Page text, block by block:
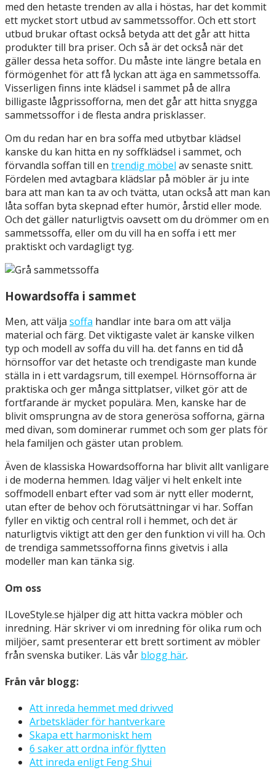
med den hetaste trenden av alla i höstas, har det kommit
ett mycket stort utbud av sammetssoffor. Och ett stort
utbud brukar oftast också betyda att det går att hitta
produkter till bra priser. Och så är det också när det
gäller dessa heta soffor. Du måste inte längre betala en
förmögenhet för att få lyckan att äga en sammetssoffa.
Visserligen finns inte klädsel i sammet på de allra
billigaste lågprissofforna, men det går att hitta snygga
sammetssoffor i de flesta andra prisklasser.
Om du redan har en bra soffa med utbytbar klädsel
kanske du kan hitta en ny soffklädsel i sammet, och
förvandla soffan till en trendig möbel av senaste snitt.
Fördelen med avtagbara klädslar på möbler är ju inte
bara att man kan ta av och tvätta, utan också att man kan
låta soffan byta skepnad efter humör, årstid eller mode.
Och det gäller naturligtvis oavsett om du drömmer om en
sammetssoffa, eller om du vill ha en soffa i ett mer
praktiskt och vardagligt tyg.
Howardsoffa i sammet
Men, att välja soffa handlar inte bara om att välja
material och färg. Det viktigaste valet är kanske vilken
typ och modell av soffa du vill ha. det fanns en tid då
hörnsoffor var det hetaste och trendigaste man kunde
ställa in i ett vardagsrum, till exempel. Hörnsofforna är
praktiska och ger många sittplatser, vilket gör att de
fortfarande är mycket populära. Men, kanske har de
blivit omsprungna av de stora generösa sofforna, gärna
med divan, som dominerar rummet och som ger plats för
hela familjen och gäster utan problem.
Även de klassiska Howardsofforna har blivit allt vanligare
i de moderna hemmen. Idag väljer vi helt enkelt inte
soffmodell enbart efter vad som är nytt eller modernt,
utan efter de behov och förutsättningar vi har. Soffan
fyller en viktig och central roll i hemmet, och det är
naturligtvis viktigt att den ger den funktion vi vill ha. Och
de trendiga sammetssofforna finns givetvis i alla
modeller man kan tänka sig.
Om oss
ILoveStyle.se hjälper dig att hitta vackra möbler och
inredning. Här skriver vi om inredning för olika rum och
miljöer, samt presenterar ett brett sortiment av möbler
från svenska butiker. Läs vår blogg här.
Från vår blogg:
Att inreda hemmet med drivved
Arbetskläder för hantverkare
Skapa ett harmoniskt hem
6 saker att ordna inför flytten
Att inreda enligt Feng Shui